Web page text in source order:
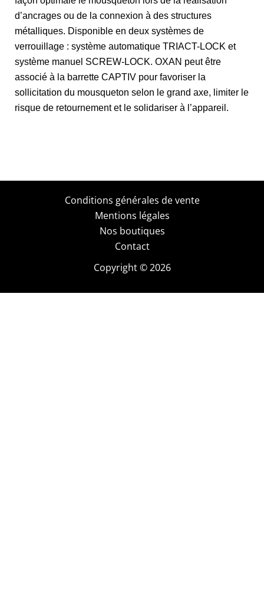
d’ancrages ou de la connexion à des structures
métalliques. Disponible en deux systèmes de
verrouillage : système automatique TRIACT-LOCK et
système manuel SCREW-LOCK. OXAN peut être
associé à la barrette CAPTIV pour favoriser la
sollicitation du mousqueton selon le grand axe, limiter le
risque de retournement et le solidariser à l’appareil.
Conditions générales de vente
Mentions légales
Nos boutiques
Contact
Copyright © 2026